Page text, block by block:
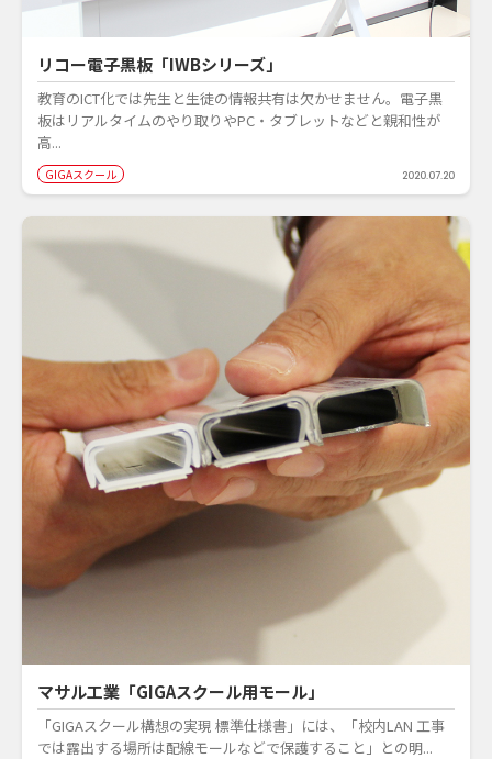
リコー電子黒板「IWBシリーズ」
教育のICT化では先生と生徒の情報共有は欠かせません。電子黒
板はリアルタイムのやり取りやPC・タブレットなどと親和性が
高...
GIGAスクール 2020.07.20
マサル工業「GIGAスクール用モール」
「GIGAスクール構想の実現 標準仕様書」には、「校内LAN 工事
では露出する場所は配線モールなどで保護すること」との明...